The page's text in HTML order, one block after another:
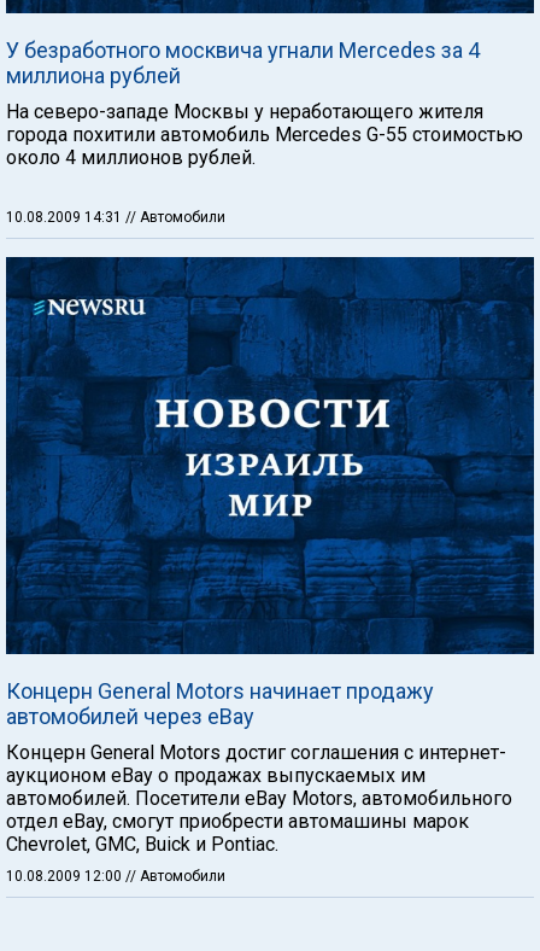
У безработного москвича угнали Mercedes за 4
миллиона рублей
На северо-западе Москвы у неработающего жителя
города похитили автомобиль Mercedes G-55 стоимостью
около 4 миллионов рублей.
10.08.2009 14:31 // Автомобили
Концерн General Motors начинает продажу
автомобилей через eBay
Концерн General Motors достиг соглашения с интернет-
аукционом eBay о продажах выпускаемых им
автомобилей. Посетители eBay Motors, автомобильного
отдел eBay, смогут приобрести автомашины марок
Chevrolet, GMC, Buick и Pontiac.
10.08.2009 12:00 // Автомобили